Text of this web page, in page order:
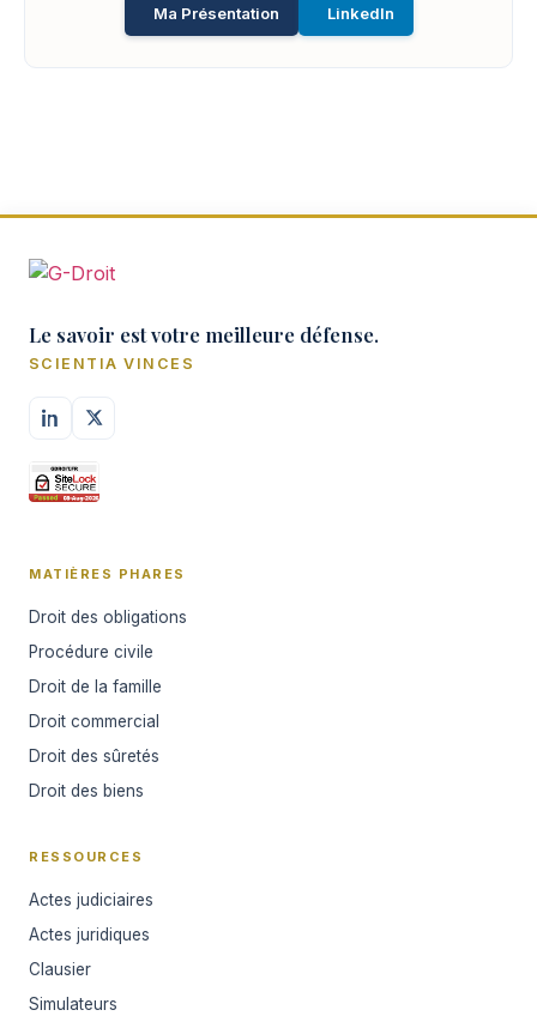
Ma Présentation LinkedIn
Le savoir est votre meilleure défense.
SCIENTIA VINCES
MATIÈRES PHARES
Droit des obligations
Procédure civile
Droit de la famille
Droit commercial
Droit des sûretés
Droit des biens
RESSOURCES
Actes judiciaires
Actes juridiques
Clausier
Simulateurs